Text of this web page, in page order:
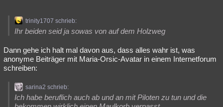
trinity1707 schrieb:
Ihr beiden seid ja sowas von auf dem Holzweg
Dann gehe ich halt mal davon aus, dass alles wahr ist, was
anonyme Beiträger mit Maria-Orsic-Avatar in einem Internetforum
schreiben:
sarina2 schrieb:
Ich habe beruflich auch ab und an mit Piloten zu tun und die